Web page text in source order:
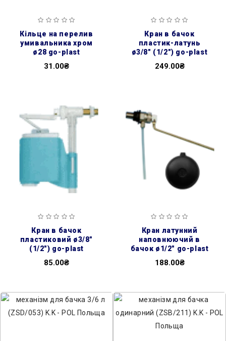
кільце на перелив
умивальника хром
ø28 go-plast
31.00₴
кран в бачок
пластик-латунь
ø3/8″ (1/2″) go-plast
249.00₴
кран в бачок
пластиковий ø3/8″
(1/2″) go-plast
85.00₴
кран латунний
наповнюючий в
бачок ø1/2″ go-plast
188.00₴